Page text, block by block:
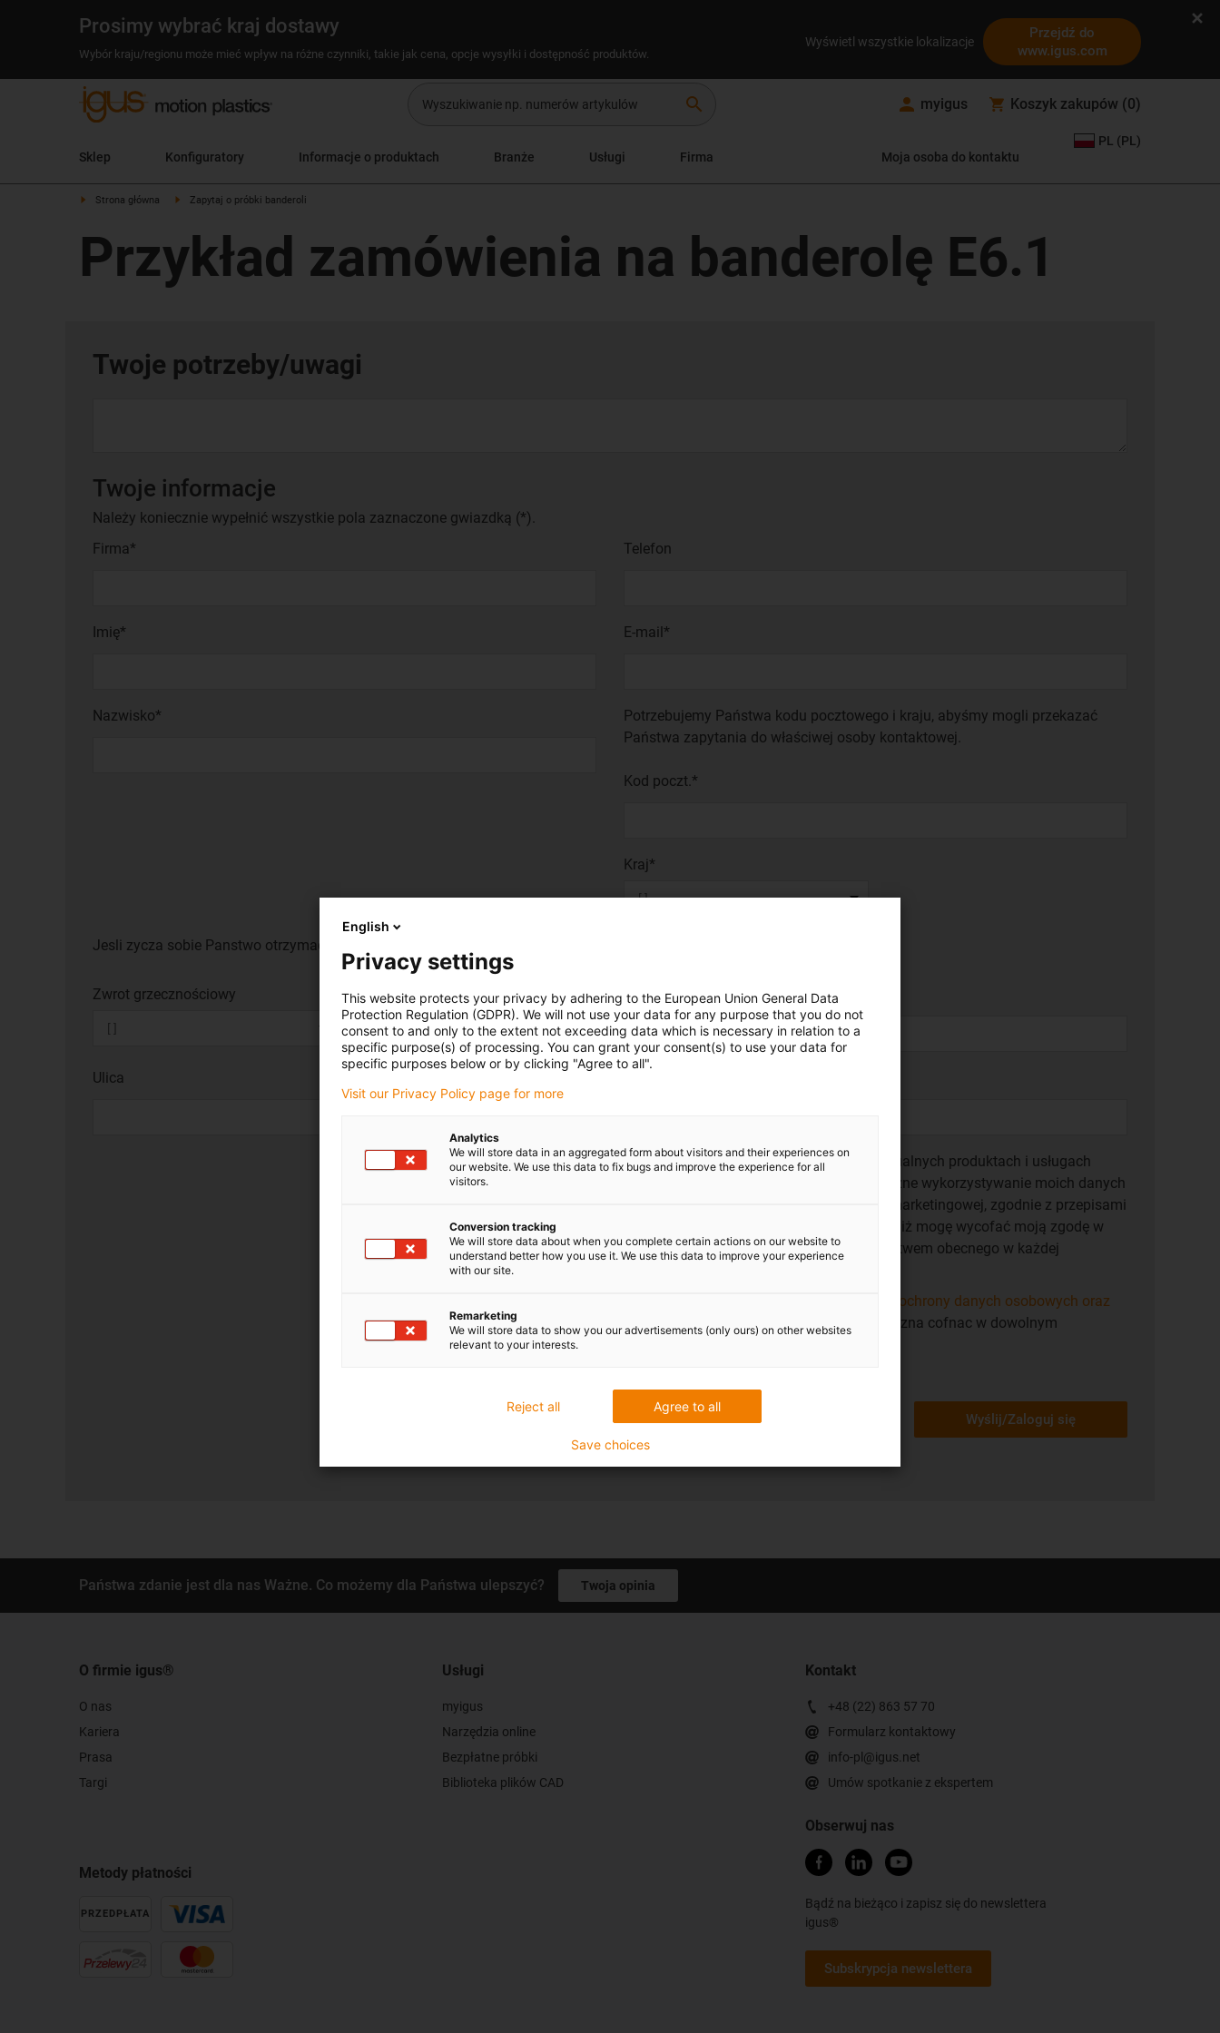
Prosimy wybrać kraj dostawy
Wybór kraju/regionu może mieć wpływ na różne czynniki, takie jak cena, opcje wysyłki i dostępność produktów.
Wyświetl wszystkie lokalizacje
Przejdź do
www.igus.com
search myigus Koszyk zakupów (0)
Sklep Konfiguratory Informacje o produktach Branże Usługi Firma Moja osoba do kontaktu
PL (PL)
Strona główna Zapytaj o próbki banderoli
Przykład zamówienia na banderolę E6.1
Twoje potrzeby/uwagi
Twoje informacje
Należy koniecznie wypełnić wszystkie pola zaznaczone gwiazdką (*).
Firma*
Telefon
Imię* E-mail*
Nazwisko*
Potrzebujemy Państwa kodu pocztowego i kraju, abyśmy mogli przekazać
Państwa zapytania do właściwej osoby kontaktowej.
Kod poczt.*
Kraj*
Jesli zycza sobie Panstwo otrzymac katalog lub próbke prosimy podac tutaj Panstwa adres:
Zwrot grzecznościowy Miejscowość
Ulica
Tak, chcę otrzymywaćinformacje o aktualnych produktach i usługach
igus® przez e-mail. Zgadzam się na wyłączne wykorzystywanie moich danych
przez firmę igus® w ramach komunikacji marketingowej, zgodnie z przepisami
. Rozumiem, iż mogę wycofać moją zgodę w
dowolnej chwili w przyszłości za pośrednictwem obecnego w każdej
przepisami dotyczacymi ochrony danych osobowych oraz
na przetwarzanie moich danych. Zgode mozna cofnac w dowolnym
Wyślij/Zaloguj się
Państwa zdanie jest dla nas Ważne. Co możemy dla Państwa ulepszyć? Twoja opinia
O firmie igus®
O nas
Kariera
Prasa
Targi
Usługi
myigus
Narzędzia online
Bezpłatne próbki
Biblioteka plików CAD
Kontakt
+48 (22) 863 57 70
Formularz kontaktowy
info-pl@igus.net
Umów spotkanie z ekspertem
Metody płatności
PRZEDPŁATA
Obserwuj nas
Bądź na bieżąco i zapisz się do newslettera
igus®
Subskrypcja newslettera
English
Privacy settings
This website protects your privacy by adhering to the European Union General Data
Protection Regulation (GDPR). We will not use your data for any purpose that you do not
consent to and only to the extent not exceeding data which is necessary in relation to a
specific purpose(s) of processing. You can grant your consent(s) to use your data for
specific purposes below or by clicking "Agree to all".
Visit our Privacy Policy page for more
Analytics
We will store data in an aggregated form about visitors and their experiences on
our website. We use this data to fix bugs and improve the experience for all
visitors.
Conversion tracking
We will store data about when you complete certain actions on our website to
understand better how you use it. We use this data to improve your experience
with our site.
Remarketing
We will store data to show you our advertisements (only ours) on other websites
relevant to your interests.
Agree to all
Reject all
Save choices